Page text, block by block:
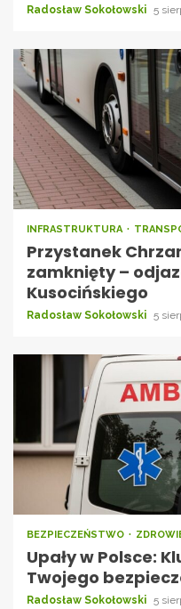
Radosław Sokołowski 5
INFRASTRUKTURA
Przystanek
zamknięty –
Kusocińskiego
Radosław Sokołowski 5
BEZPIECZEŃSTWO
Upały w Polsce:
Twojego
Radosław Sokołowski 5